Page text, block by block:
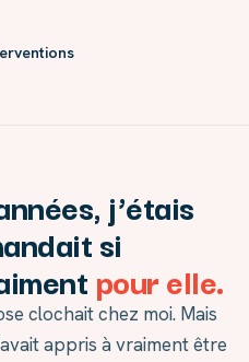
j’étais
si
pour elle.
clochait chez moi. Mais
appris à vraiment être